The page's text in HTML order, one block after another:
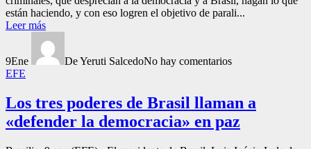
están haciendo, y con eso logren el objetivo de parali...
Leer más
9Ene De Yeruti SalcedoNo hay comentarios
EFE
Los tres poderes de Brasil llaman a
«defender la democracia» en paz